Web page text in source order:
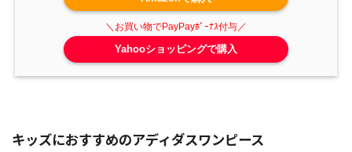
Yahooショッピングで購入
キッズにおすすめのアディダスワンピース